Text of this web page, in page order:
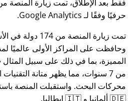
فقط بعد الإطلاق، تمت زيارة المنصة
حرفيًا وفقًا لـ Google Analytics.
تمت زيارة المنصة
وحافظت على المراكز الأولى عالميًا
المميزة، بما في ذلك على سبيل المثال
من 7 سنوات، مما يظهر متانة
محركات البحث. واستقبلت المنصة
🇩🇪 ألمانيا و 🇮🇹 إيطاليا.